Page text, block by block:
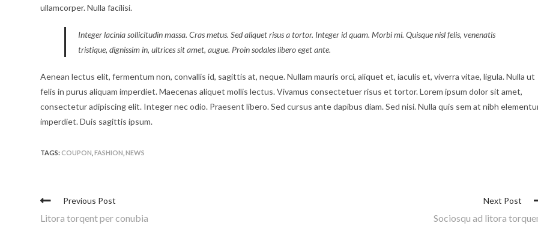
ullamcorper. Nulla facilisi.
Integer lacinia sollicitudin massa. Cras metus. Sed aliquet risus a tortor. Integer id quam. Morbi mi. Quisque nisl felis, venenatis
tristique, dignissim in, ultrices sit amet, augue. Proin sodales libero eget ante.
Aenean lectus elit, fermentum non, convallis id, sagittis at, neque. Nullam mauris orci, aliquet et, iaculis et, viverra vitae, ligula. Nulla ut
felis in purus aliquam imperdiet. Maecenas aliquet mollis lectus. Vivamus consectetuer risus et tortor. Lorem ipsum dolor sit amet,
consectetur adipiscing elit. Integer nec odio. Praesent libero. Sed cursus ante dapibus diam. Sed nisi. Nulla quis sem at nibh
imperdiet. Duis sagittis ipsum.
TAGS:COUPON FASHION NEWS
Previous Post
Litora torqent per conubia
Next Post
Sociosqu ad litora